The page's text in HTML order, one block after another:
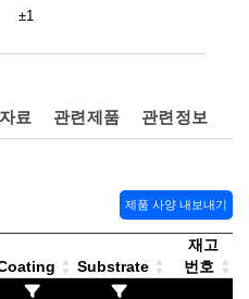
±1
료 관련제품 관련정보
제품 사양 내보내기
Substrate
재고
번호